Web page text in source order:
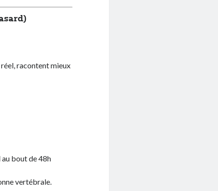
réel, racontent mieux
bout de 48h
vertébrale.